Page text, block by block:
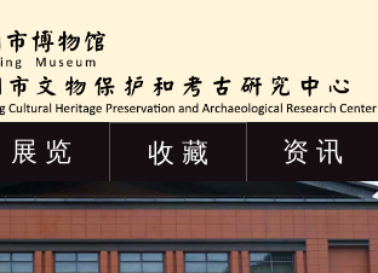
展 览 收 藏 资 讯